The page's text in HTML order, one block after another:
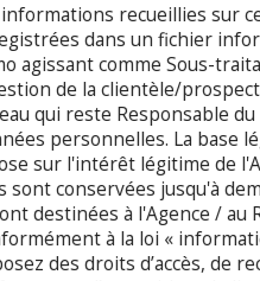
informations recueillies sur
dans un fichier
agissant comme Sous-
de la clientèle/
qui reste Responsable
personnelles. La base
sur l'intérêt légitime de
sont conservées jusqu'à
destinées à l'Agence / au
à la loi «
des droits d’accès, de